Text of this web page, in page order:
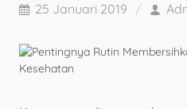
25 Januari 2019